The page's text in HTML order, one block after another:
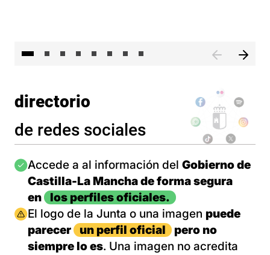
directorio
de redes sociales
Imagen
Accede a al información del Gobierno de
Castilla-La Mancha de forma segura
en
los perfiles oficiales.
Imagen
El logo de la Junta o una imagen puede
parecer
un perfil oficial
pero no
siempre lo es. Una imagen no acredita